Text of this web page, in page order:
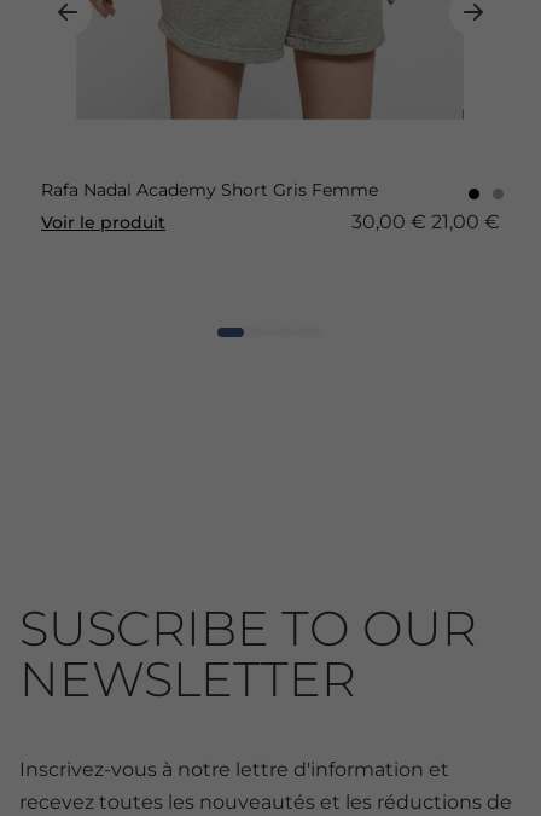
Rafa Nadal Academy Short Gris Femme
Voir le produit
30,00 € 21,00 €
SUSCRIBE TO OUR
NEWSLETTER
Inscrivez-vous à notre lettre d'information et
recevez toutes les nouveautés et les réductions de